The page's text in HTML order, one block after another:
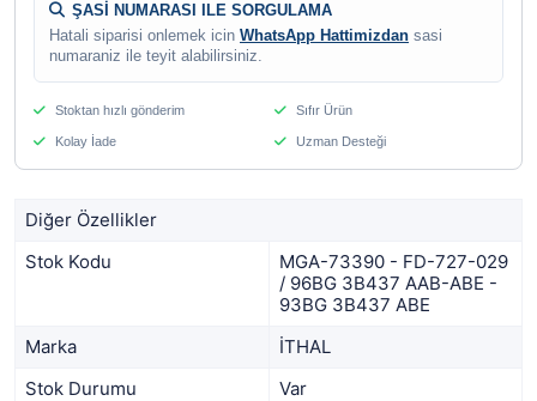
ŞASİ NUMARASI ILE SORGULAMA
Hatali siparisi onlemek icin WhatsApp Hattimizdan sasi
numaraniz ile teyit alabilirsiniz.
Stoktan hızlı gönderim Sıfır Ürün
Kolay İade Uzman Desteği
Diğer Özellikler
Stok Kodu
MGA-73390 - FD-727-029
/ 96BG 3B437 AAB-ABE -
93BG 3B437 ABE
Marka
İTHAL
Stok Durumu
Var